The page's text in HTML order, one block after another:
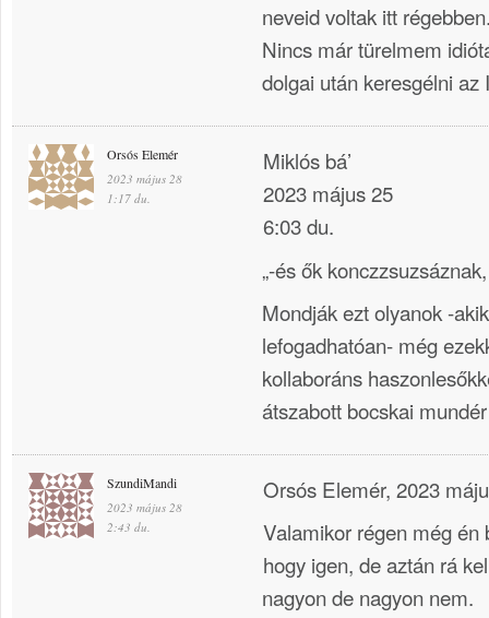
neveid voltak itt
Nincs már türelmem
dolgai után keresgélni az
Orsós Elemér
2023 május 28
1:17 du.
Miklós bá’
2023 május 25
6:03 du.
„-és ők
Mondják ezt olyanok -
lefogadhatóan- még
kollaboráns
átszabott bocskai
SzundiMandi
2023 május 28
2:43 du.
Orsós Elemér, 2023
Valamikor régen még én
hogy igen, de aztán rá
nagyon de nagyon nem.